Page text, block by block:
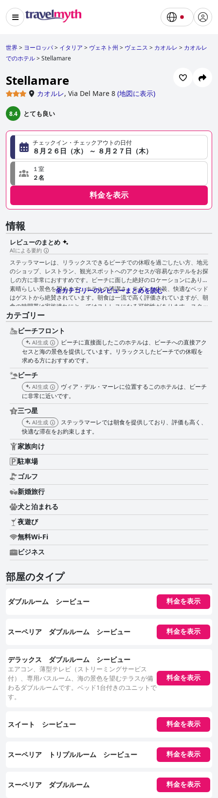
世界> ヨーロッパ> イタリア > ヴェネト州 > ヴェニス > カオルレ > カオルレ
でのホテル>Stellamare
Stellamare
カオルレ, Via Del Mare 8 (地図に表示)
8.4 とても良い
チェックイン・チェックアウトの日付
８月２６日（水） ～ ８月２７日（木）
１室
２名
料金を表示
情報
レビューのまとめ
AIによる要約
ステッラマーレは、リラックスできるビーチでの休暇を過ごしたい方、地元
のショップ、レストラン、観光スポットへのアクセスが容易なホテルをお探
しの方に非常におすすめです。ビーチに面した絶好のロケーションにあり、
素晴らしい景色を望めます。ホテルの清潔さ、モダンな内装、快適なベッド
はゲストから絶賛されています。朝食は一流で高く評価されていますが、朝
食の時間帯は家族連れにとってはストレスになる可能性があります。スタッ
フは素晴らしく、フレンドリーで親切です。ホテルは家族連れに優しく、ペ
ットも歓迎しています。部屋の広さや防音性の欠如、清掃の一貫性のなさな
ど、小さな問題があるかもしれませんが、ホテル全体の質の高いサービスと
最高のロケーションが、短期のビーチでの休暇や長期滞在に最適な選択肢と
なっています。
全カテゴリーのレビューまとめを読む
カテゴリー
ビーチフロント
AI生成
ビーチに直接面したこのホテルは、ビーチへの直接アク
セスと海の景色を提供しています。リラックスしたビーチでの休暇を
求める方におすすめです。
ビーチ
AI生成
ヴィア・デル・マーレに位置するこのホテルは、ビーチ
に非常に近いです。
三つ星
AI生成
ステッラマーレでは朝食を提供しており、評価も高く、
快適な滞在をお約束します。
家族向け
駐車場
ゴルフ
新婚旅行
犬と泊まれる
夜遊び
無料Wi-Fi
ビジネス
部屋のタイプ
ダブルルーム シービュー 料金を表示
スーペリア ダブルルーム シービュー 料金を表示
デラックス ダブルルーム シービュー
エアコン、薄型テレビ（ストリーミングサービス
付）、専用バスルーム、海の景色を望むテラスが備
わるダブルルームです。ベッド1台付きのユニットで
す。
料金を表示
スイート シービュー 料金を表示
スーペリア トリプルルーム シービュー 料金を表示
スーペリア ダブルルーム 料金を表示